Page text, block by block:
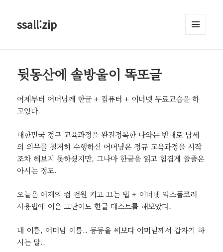
ssall:zip
뒷동산에 솔방울이 똑또글
어제부터 어머님께 한글 + 컴퓨터 + 이너넷 무료교습을 하
고있다.
대한민국 정규 교육과정을 완전정복한 나와는 반대로 납세
의 의무를 철저히 수행하신 어머님은 정규 교육과정을 시작
조차 해보지 못하셨지만, 그나마 한글을 읽고 힘겹게 쓸줄은
아시는 정도.
오늘은 어제의 컴 전원 켜고 끄는 법 + 이너넷 익스플로러
사용법에 이은 고난이도 한글 테스트를 해보았다.
내 이름, 어머님 이름.. 등등을 써보다 어머님께서 갑자기 하
시는 말..